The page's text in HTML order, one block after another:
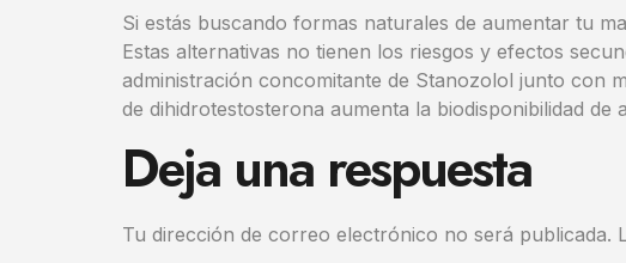
Si estás buscando formas naturales de aumentar tu
Estas alternativas no tienen los riesgos y efectos
administración concomitante de Stanozolol junto con
de dihidrotestosterona aumenta la biodisponibilidad
Deja una respuesta
Tu dirección de correo electrónico no será publicada.